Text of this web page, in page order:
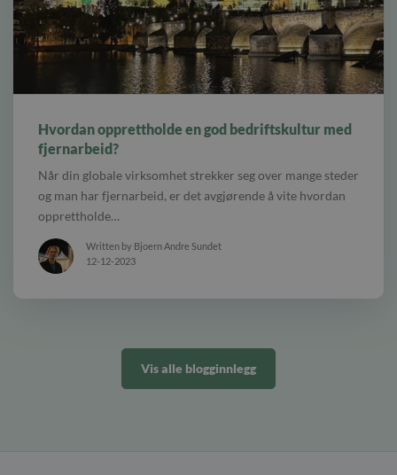
Hvordan opprettholde en god bedriftskultur med
fjernarbeid?
Når din globale virksomhet strekker seg over mange steder
og man har fjernarbeid, er det avgjørende å vite hvordan
opprettholde…
Written by Bjoern Andre Sundet
12-12-2023
Vis alle blogginnlegg